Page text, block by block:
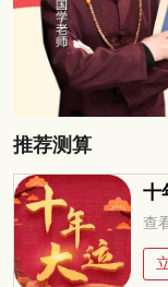
推荐测算
十
查